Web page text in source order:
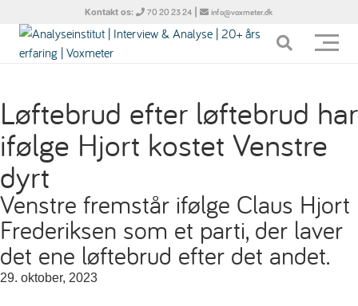
Kontakt os: 70 20 23 24 | info@voxmeter.dk
Løftebrud efter løftebrud har
ifølge Hjort kostet Venstre
dyrt
Venstre fremstår ifølge Claus Hjort
Frederiksen som et parti, der laver
det ene løftebrud efter det andet.
29. oktober, 2023